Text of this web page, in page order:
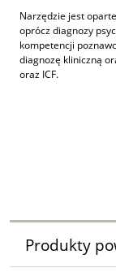
Narzędzie jest
oprócz diagnozy
kompetencji
diagnozę kliniczną
oraz ICF.
Produkty